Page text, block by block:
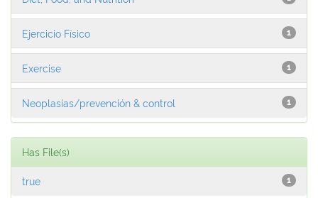
1
Ejercicio Físico
1
Exercise
1
Neoplasias/prevención & control
Has File(s)
1
true